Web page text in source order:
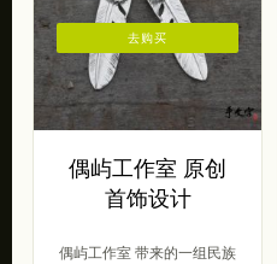
偶屿工作室 原创
首饰设计
偶屿工作室 带来的一组民族
去购买